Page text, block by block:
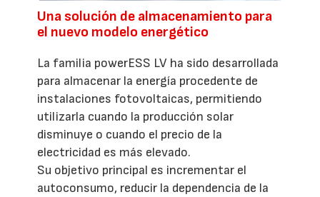
Una solución de almacenamiento para
el nuevo modelo energético
La familia powerESS LV ha sido desarrollada
para almacenar la energía procedente de
instalaciones fotovoltaicas, permitiendo
utilizarla cuando la producción solar
disminuye o cuando el precio de la
electricidad es más elevado.
Su objetivo principal es incrementar el
autoconsumo, reducir la dependencia de la